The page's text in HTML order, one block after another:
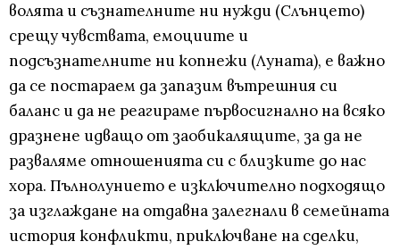
волята и съзнателните ни нужди (Слънцето)
срещу чувствата, емоциите и
подсъзнателните ни копнежи (Луната), е важно
да се постараем да запазим вътрешния си
баланс и да не реагираме първосигнално на всяко
дразнене идващо от заобикалящите, за да не
разваляме отношенията си с близките до нас
хора. Пълнолунието е изключително подходящо
за изглаждане на отдавна залегнали в семейната
история конфликти, приключване на сделки,